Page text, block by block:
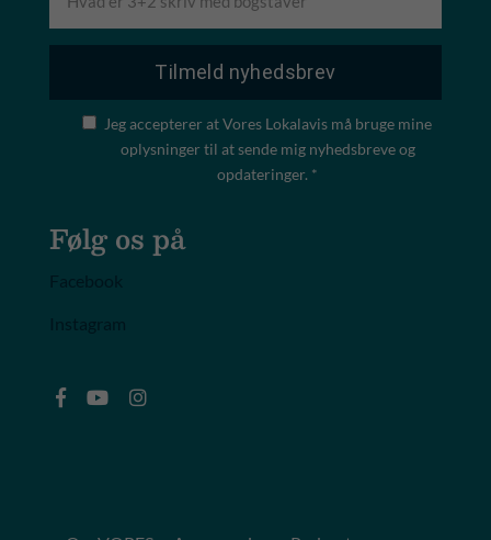
Jeg accepterer at Vores Lokalavis må bruge mine
oplysninger til at sende mig nyhedsbreve og
opdateringer. *
Følg os på